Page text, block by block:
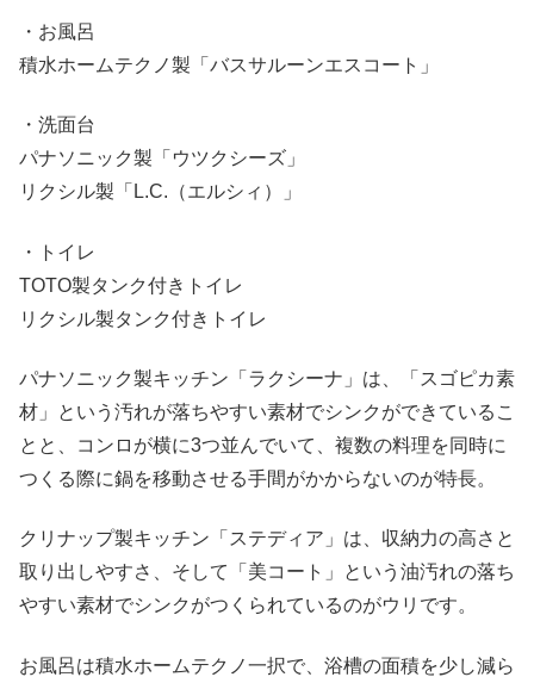
・お風呂
積水ホームテクノ製「バスサルーンエスコート」
・洗面台
パナソニック製「ウツクシーズ」
リクシル製「L.C.（エルシィ）」
・トイレ
TOTO製タンク付きトイレ
リクシル製タンク付きトイレ
パナソニック製キッチン「ラクシーナ」は、「スゴピカ素
材」という汚れが落ちやすい素材でシンクができているこ
とと、コンロが横に3つ並んでいて、複数の料理を同時に
つくる際に鍋を移動させる手間がかからないのが特長。
クリナップ製キッチン「ステディア」は、収納力の高さと
取り出しやすさ、そして「美コート」という油汚れの落ち
やすい素材でシンクがつくられているのがウリです。
お風呂は積水ホームテクノ一択で、浴槽の面積を少し減ら